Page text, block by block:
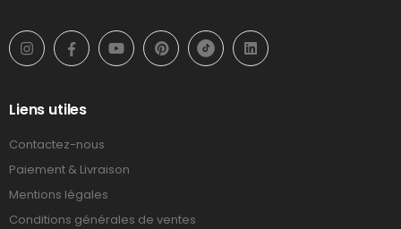
Liens utiles
Contactez-nous
Paiement & Livraison
Mentions légales
Conditions générales de ventes